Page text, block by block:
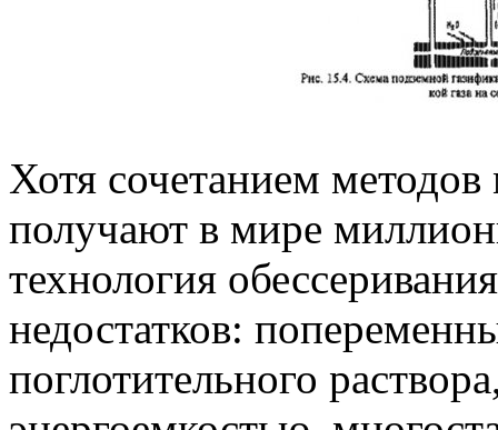
Хотя сочетанием
получают в мире
технология
недостатков:
поглотительного